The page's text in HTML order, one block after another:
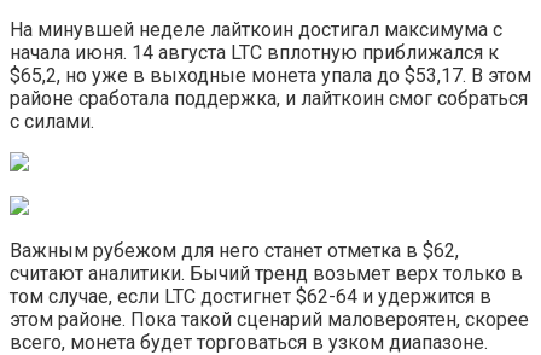
На минувшей неделе лайткоин достигал максимума с
начала июня. 14 августа LTC вплотную приближался к
$65,2, но уже в выходные монета упала до $53,17. В этом
районе сработала поддержка, и лайткоин смог собраться
с силами.
Важным рубежом для него станет отметка в $62,
считают аналитики. Бычий тренд возьмет верх только в
том случае, если LTC достигнет $62-64 и удержится в
этом районе. Пока такой сценарий маловероятен, скорее
всего, монета будет торговаться в узком диапазоне.